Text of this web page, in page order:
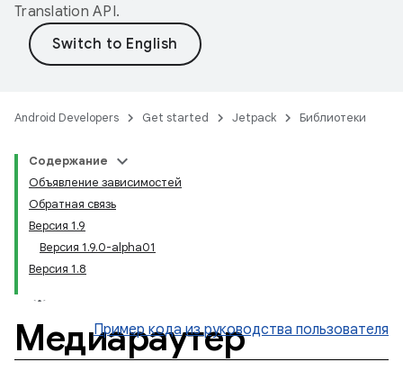
Translation API.
Android Developers Get started Jetpack Библиотеки
Содержание
Объявление зависимостей
Обратная связь
Версия 1.9
Версия 1.9.0-alpha01
Версия 1.8
Медиараутер
Пример кода из руководства пользователя